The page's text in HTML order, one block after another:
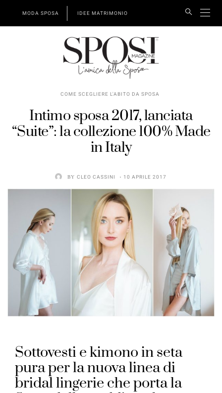
MODA SPOSA IDEE MATRIMONIO
COME SCEGLIERE L'ABITO DA SPOSA
Intimo sposa 2017, lanciata
“Suite”: la collezione 100% Made
in Italy
BY CLEO CASSINI 10 APRILE 2017
Sottovesti e kimono in seta
pura per la nuova linea di
bridal lingerie che porta la